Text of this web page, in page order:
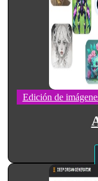
Edición de